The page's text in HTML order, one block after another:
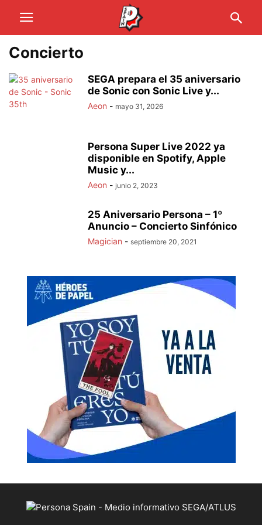
Concierto
SEGA prepara el 35 aniversario
de Sonic con Sonic Live y...
Aeon - mayo 31, 2026
Persona Super Live 2022 ya
disponible en Spotify, Apple
Music y...
Aeon - junio 2, 2023
25 Aniversario Persona – 1º
Anuncio – Concierto Sinfónico
Magician - septiembre 20, 2021